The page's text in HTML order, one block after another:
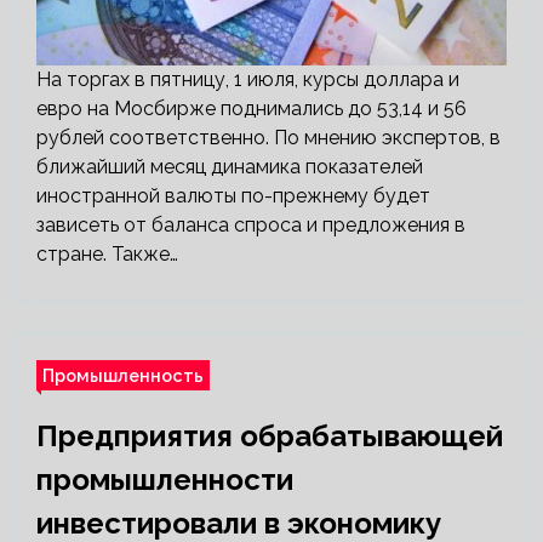
На торгах в пятницу, 1 июля, курсы доллара и
евро на Мосбирже поднимались до 53,14 и 56
рублей соответственно. По мнению экспертов, в
ближайший месяц динамика показателей
иностранной валюты по-прежнему будет
зависеть от баланса спроса и предложения в
стране. Также…
Промышленность
Предприятия обрабатывающей
промышленности
инвестировали в экономику